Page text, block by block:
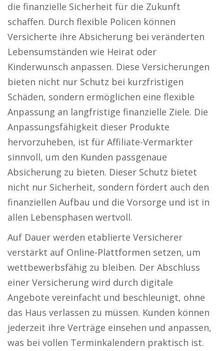
die finanzielle Sicherheit für die Zukunft
schaffen. Durch flexible Policen können
Versicherte ihre Absicherung bei veränderten
Lebensumständen wie Heirat oder
Kinderwunsch anpassen. Diese Versicherungen
bieten nicht nur Schutz bei kurzfristigen
Schäden, sondern ermöglichen eine flexible
Anpassung an langfristige finanzielle Ziele. Die
Anpassungsfähigkeit dieser Produkte
hervorzuheben, ist für Affiliate-Vermarkter
sinnvoll, um den Kunden passgenaue
Absicherung zu bieten. Dieser Schutz bietet
nicht nur Sicherheit, sondern fördert auch den
finanziellen Aufbau und die Vorsorge und ist in
allen Lebensphasen wertvoll.
Auf Dauer werden etablierte Versicherer
verstärkt auf Online-Plattformen setzen, um
wettbewerbsfähig zu bleiben. Der Abschluss
einer Versicherung wird durch digitale
Angebote vereinfacht und beschleunigt, ohne
das Haus verlassen zu müssen. Kunden können
jederzeit ihre Verträge einsehen und anpassen,
was bei vollen Terminkalendern praktisch ist.